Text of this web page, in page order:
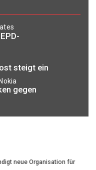
steigt ein
gegen
neue Organisation für